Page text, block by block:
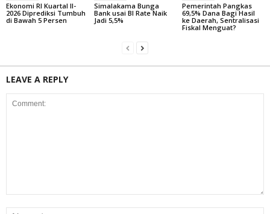
Ekonomi RI Kuartal II-
2026 Diprediksi Tumbuh
di Bawah 5 Persen
Simalakama Bunga
Bank usai BI Rate Naik
Jadi 5,5%
Pemerintah Pangkas
69,5% Dana Bagi Hasil
ke Daerah, Sentralisasi
Fiskal Menguat?
LEAVE A REPLY